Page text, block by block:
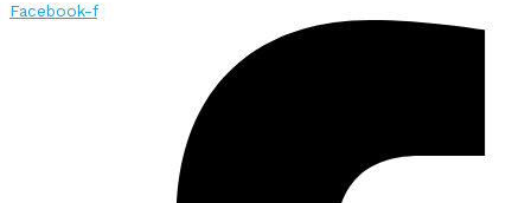
Facebook-f